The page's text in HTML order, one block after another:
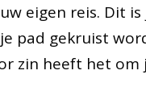
eigen reis. Dit
pad gekruist
zin heeft het